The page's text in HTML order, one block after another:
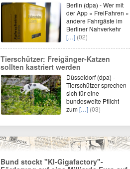
Berlin (dpa) - Wer mit
der App « FreiFahren »
andere Fahrgäste im
Berliner Nahverkehr
[…] (02)
Tierschützer: Freigänger-Katzen
sollten kastriert werden
Düsseldorf (dpa) -
Tierschützer sprechen
sich für eine
bundesweite Pflicht
zum[…] (03)
Bund stockt "KI-Gigafactory"-